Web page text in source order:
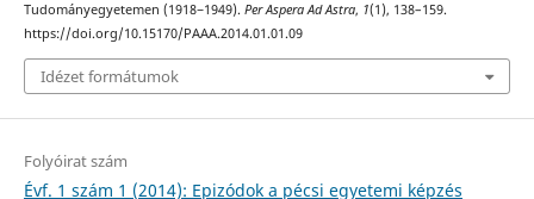
Tudományegyetemen (1918−1949). Per Aspera Ad Astra, 1(1), 138–159.
https://doi.org/10.15170/PAAA.2014.01.01.09
Idézet formátumok
Folyóirat szám
Évf. 1 szám 1 (2014): Epizódok a pécsi egyetemi képzés